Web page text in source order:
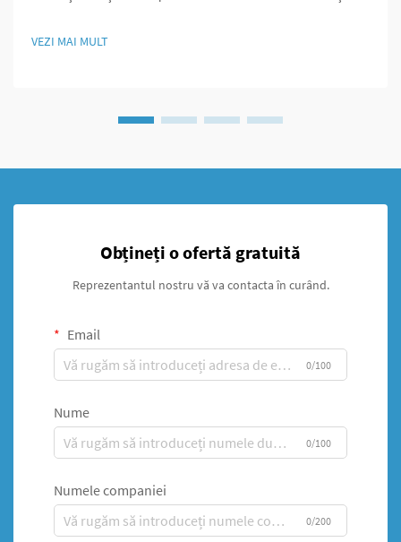
asupra rezultatelor. În acele vremuri...
VEZI MAI MULT
Obțineți o ofertă gratuită
Reprezentantul nostru vă va contacta în curând.
Email
0/100
Nume
0/100
Numele companiei
0/200